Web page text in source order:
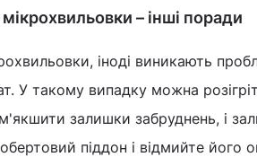
– інші поради
іноді виникають
У такому випадку можна
залишки забруднень, і
піддон і відмийте його